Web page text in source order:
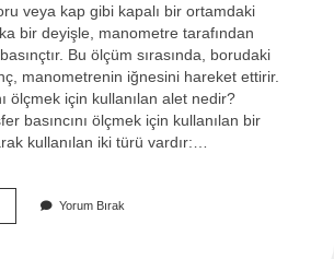
veya kap gibi kapalı bir ortamdaki
bir deyişle, manometre tarafından
Bu ölçüm sırasında, borudaki
manometrenin iğnesini hareket ettirir.
ölçmek için kullanılan alet nedir?
basıncını ölçmek için kullanılan bir
kullanılan iki türü vardır:…
Yorum Bırak